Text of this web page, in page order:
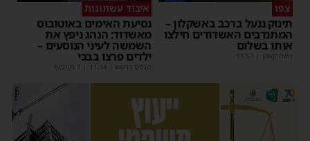
צפו
תינוק ננעל ברכב באשקלון –
המתנדבים האשדודים חילצו
אותו בשלום
משה קאהן 11:53
איבוד עשתונות
נסיעת האימים באוטובוס
מאשדוד: הנהג ניפץ את
השמשה לעיני הנוסעים –
ילדים פרצו בבכי
מנחם דויטש 11:34